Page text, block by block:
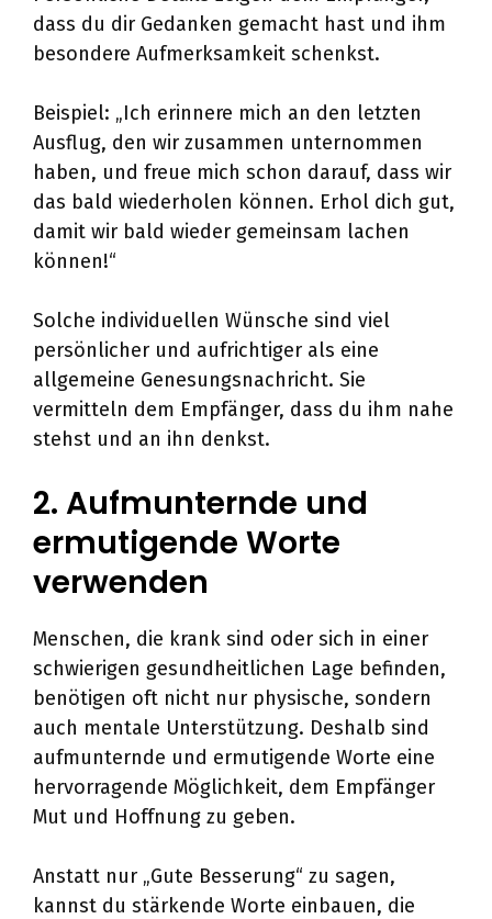
dass du dir Gedanken gemacht hast und ihm
besondere Aufmerksamkeit schenkst.
Beispiel: „Ich erinnere mich an den letzten
Ausflug, den wir zusammen unternommen
haben, und freue mich schon darauf, dass wir
das bald wiederholen können. Erhol dich gut,
damit wir bald wieder gemeinsam lachen
können!“
Solche individuellen Wünsche sind viel
persönlicher und aufrichtiger als eine
allgemeine Genesungsnachricht. Sie
vermitteln dem Empfänger, dass du ihm nahe
stehst und an ihn denkst.
2. Aufmunternde und
ermutigende Worte
verwenden
Menschen, die krank sind oder sich in einer
schwierigen gesundheitlichen Lage befinden,
benötigen oft nicht nur physische, sondern
auch mentale Unterstützung. Deshalb sind
aufmunternde und ermutigende Worte eine
hervorragende Möglichkeit, dem Empfänger
Mut und Hoffnung zu geben.
Anstatt nur „Gute Besserung“ zu sagen,
kannst du stärkende Worte einbauen, die